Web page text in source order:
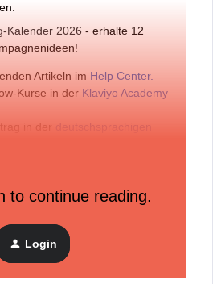
Kalender 2026 - erhalte 12
Artikeln im Help Center.
Kurse in der Klaviyo Academy
in der
deutschsprachigen
zu deinem Account
to continue reading.
Login